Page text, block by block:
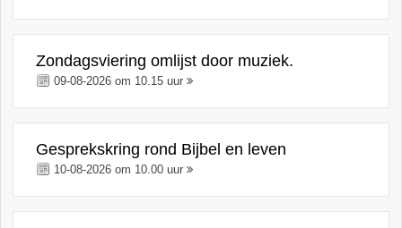
Zondagsviering omlijst door muziek.
09-08-2026 om 10.15 uur
Gesprekskring rond Bijbel en leven
10-08-2026 om 10.00 uur